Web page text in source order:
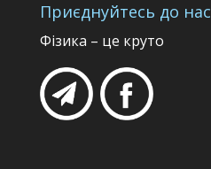
Приєднуйтесь до нас
Фізика – це круто